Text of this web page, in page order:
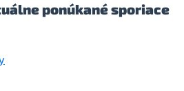
ponúkané sporiace